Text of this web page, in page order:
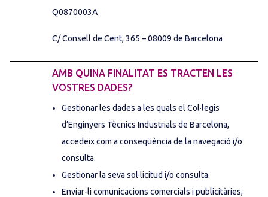
Q0870003A
C/ Consell de Cent, 365 – 08009 de Barcelona
AMB QUINA FINALITAT ES TRACTEN LES
VOSTRES DADES?
Gestionar les dades a les quals el Col·legis
d’Enginyers Tècnics Industrials de Barcelona,
accedeix com a conseqüència de la navegació i/o
consulta.
Gestionar la seva sol·licitud i/o consulta.
Enviar-li comunicacions comercials i publicitàries,